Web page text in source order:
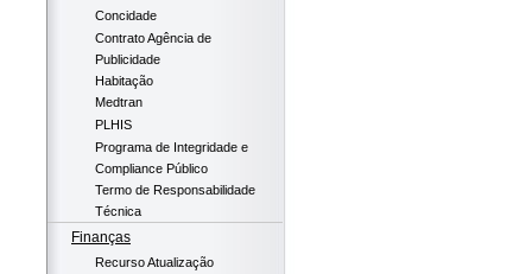
Concidade
Contrato Agência de
Publicidade
Habitação
Medtran
PLHIS
Programa de Integridade e
Compliance Público
Termo de Responsabilidade
Técnica
Finanças
Recurso Atualização